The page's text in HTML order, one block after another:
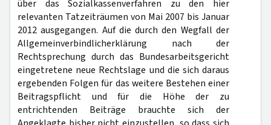
über das Sozialkassenverfahren zu den hier
relevanten Tatzeiträumen von Mai 2007 bis Januar
2012 ausgegangen. Auf die durch den Wegfall der
Allgemeinverbindlicherklärung nach der
Rechtsprechung durch das Bundesarbeitsgericht
eingetretene neue Rechtslage und die sich daraus
ergebenden Folgen für das weitere Bestehen einer
Beitragspflicht und für die Höhe der zu
entrichtenden Beiträge brauchte sich der